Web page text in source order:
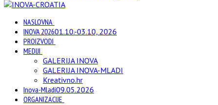
NASLOVNA
INOVA 202601.10.-03.10, 2026
PROIZVODI
MEDIJI
GALERIJA INOVA
GALERIJA INOVA-MLADI
Kreativno.hr
Inova-Mladi09.05.2026
ORGANIZACIJE